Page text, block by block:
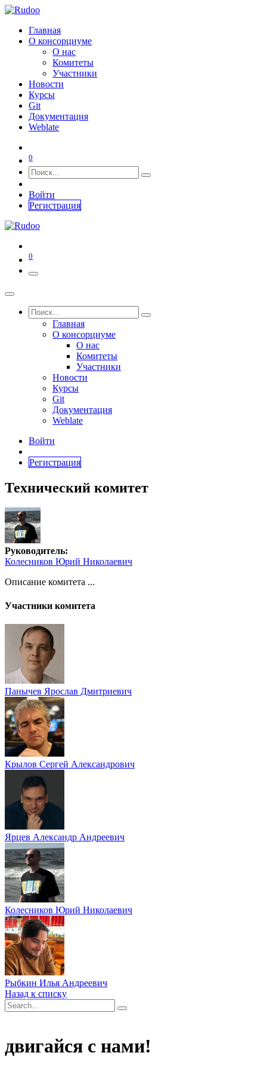
Главная
О консорциуме
О нас
Комитеты
Участники
Новости
Курсы
Git
Документация
Weblate
0
Войти
Регистрация
0
Главная
О консорциуме
О нас
Комитеты
Участники
Новости
Курсы
Git
Документация
Weblate
Войти
Регистрация
Технический комитет
Руководитель:
Колесников Юрий Николаевич
Описание комитета ...
Участники комитета
Панычев Ярослав Дмитриевич
Крылов Сергей Александрович
Ярцев Александр Андреевич
Колесников Юрий Николаевич
Рыбкин Илья Андреевич
Назад к списку
двигайся с нами!